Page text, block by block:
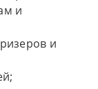
и
и